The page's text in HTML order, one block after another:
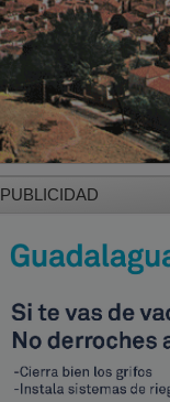
PUBLICIDAD